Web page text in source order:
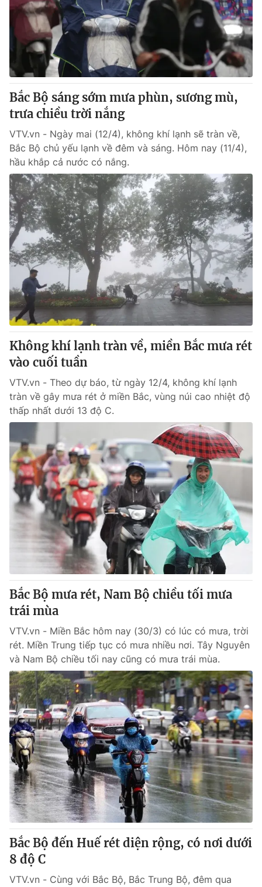
Bắc Bộ sáng sớm mưa phùn, sương mù,
trưa chiều trời nắng
VTV.vn - Ngày mai (12/4), không khí lạnh sẽ tràn về,
Bắc Bộ chủ yếu lạnh về đêm và sáng. Hôm nay (11/4),
hầu khắp cả nước có nắng.
Không khí lạnh tràn về, miền Bắc mưa rét
vào cuối tuần
VTV.vn - Theo dự báo, từ ngày 12/4, không khí lạnh
tràn về gây mưa rét ở miền Bắc, vùng núi cao nhiệt độ
thấp nhất dưới 13 độ C.
Bắc Bộ mưa rét, Nam Bộ chiều tối mưa
trái mùa
VTV.vn - Miền Bắc hôm nay (30/3) có lúc có mưa, trời
rét. Miền Trung tiếp tục có mưa nhiều nơi. Tây Nguyên
và Nam Bộ chiều tối nay cũng có mưa trái mùa.
Bắc Bộ đến Huế rét diện rộng, có nơi dưới
8 độ C
VTV.vn - Cùng với Bắc Bộ, Bắc Trung Bộ, đêm qua